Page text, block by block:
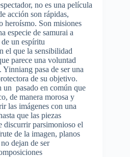
, no es una película
acción son rápidas,
heroísmo. Son misiones
especie de samurai a
de un espíritu
el que la sensibilidad
parece una voluntad
. Yinniang pasa de ser una
de su objetivo.
un pasado en común que
, de manera morosa y
las imágenes con una
que las piezas
discurrir parsimonioso el
de la imagen, planos
no dejan de ser